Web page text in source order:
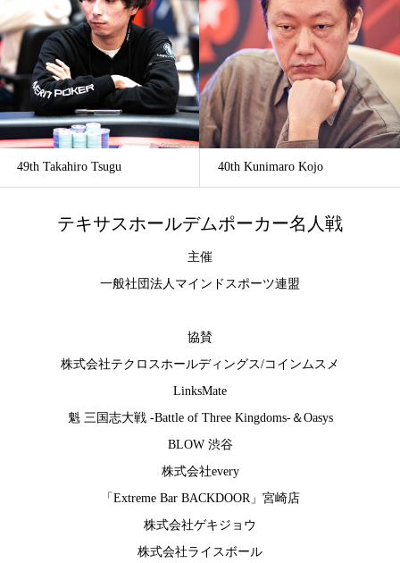
49th Takahiro Tsugu 40th Kunimaro Kojo
テキサスホールデムポーカー名人戦
主催
一般社団法人マインドスポーツ連盟
協賛
株式会社テクロスホールディングス/コインムスメ
LinksMate
魁 三国志大戦 -Battle of Three Kingdoms-＆Oasys
BLOW 渋谷
株式会社every
「Extreme Bar BACKDOOR」宮崎店
株式会社ゲキジョウ
株式会社ライスボール